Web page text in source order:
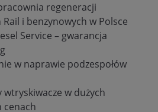
regeneracji
i benzynowych w Polsce
Service – gwarancja
w naprawie podzespołów
wtryskiwacze w dużych
cenach